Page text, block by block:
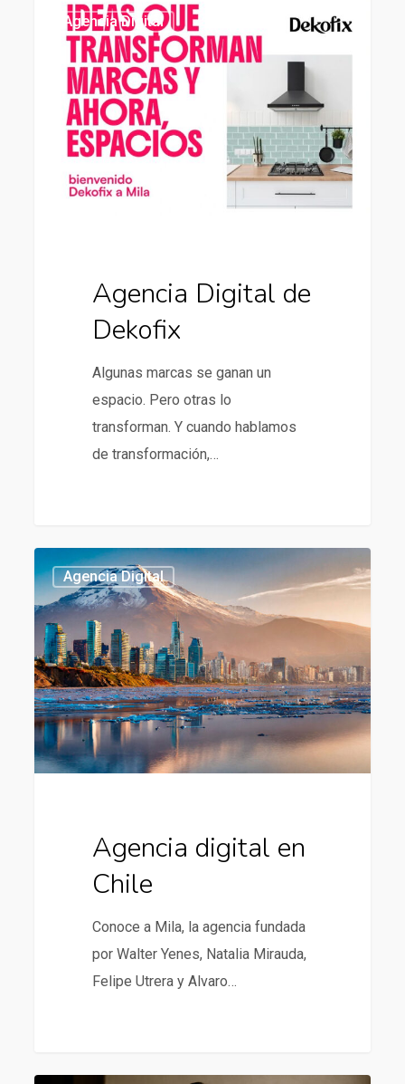
Agencia
Digital
Dekofix
Agencia Digital
Agencia Digital de
Dekofix
Algunas marcas se ganan un
espacio. Pero otras lo
transforman. Y cuando hablamos
de transformación,…
Agencia
digital
en
Chile
Agencia Digital
Agencia digital en
Chile
Conoce a Mila, la agencia fundada
por Walter Yenes, Natalia Mirauda,
Felipe Utrera y Alvaro…
437